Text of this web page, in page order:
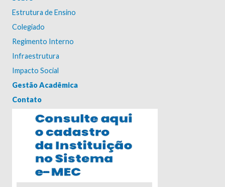
Estrutura de Ensino
Colegiado
Regimento Interno
Infraestrutura
Impacto Social
Gestão Acadêmica
Contato